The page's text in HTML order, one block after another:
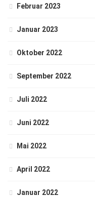
Februar 2023
Januar 2023
Oktober 2022
September 2022
Juli 2022
Juni 2022
Mai 2022
April 2022
Januar 2022